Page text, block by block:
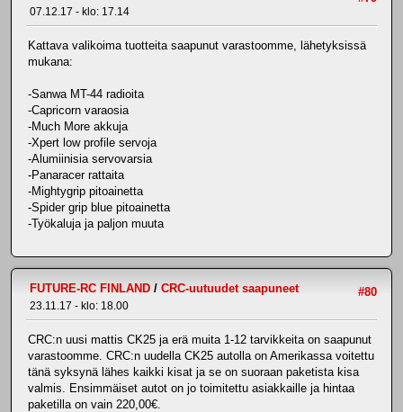
07.12.17 - klo: 17.14
Kattava valikoima tuotteita saapunut varastoomme, lähetyksissä
mukana:
-Sanwa MT-44 radioita
-Capricorn varaosia
-Much More akkuja
-Xpert low profile servoja
-Alumiinisia servovarsia
-Panaracer rattaita
-Mightygrip pitoainetta
-Spider grip blue pitoainetta
-Työkaluja ja paljon muuta
#80
FUTURE-RC FINLAND / CRC-uutuudet saapuneet
23.11.17 - klo: 18.00
CRC:n uusi mattis CK25 ja erä muita 1-12 tarvikkeita on saapunut
varastoomme. CRC:n uudella CK25 autolla on Amerikassa voitettu
tänä syksynä lähes kaikki kisat ja se on suoraan paketista kisa
valmis. Ensimmäiset autot on jo toimitettu asiakkaille ja hintaa
paketilla on vain 220,00€.